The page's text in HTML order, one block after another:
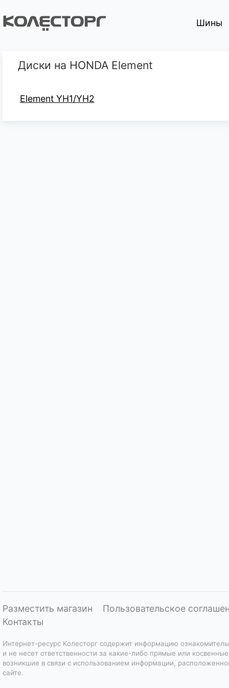
Шины
Диски на HONDA Element
Element YH1/YH2
Разместить магазин
Пользовательское
Контакты
Интернет-ресурс Колесторг содержит информацию
и не несет ответственности за какие-либо прямые или
возникшие в связи с использованием информации,
сайте.